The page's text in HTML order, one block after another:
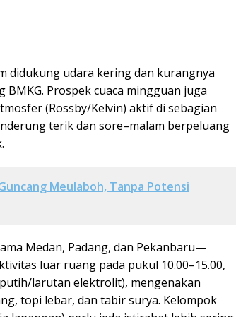
didukung udara kering dan kurangnya
BMKG. Prospek cuaca mingguan juga
(Rossby/Kelvin) aktif di sebagian
terik dan sore–malam berpeluang
Meulaboh, Tanpa Potensi
Medan, Padang, dan Pekanbaru—
luar ruang pada pukul 10.00–15.00,
larutan elektrolit), mengenakan
topi lebar, dan tabir surya. Kelompok